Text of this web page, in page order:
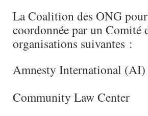
La Coalition des ONG
coordonnée par un Comité
organisations suivantes :
Amnesty International (AI)
Community Law Center